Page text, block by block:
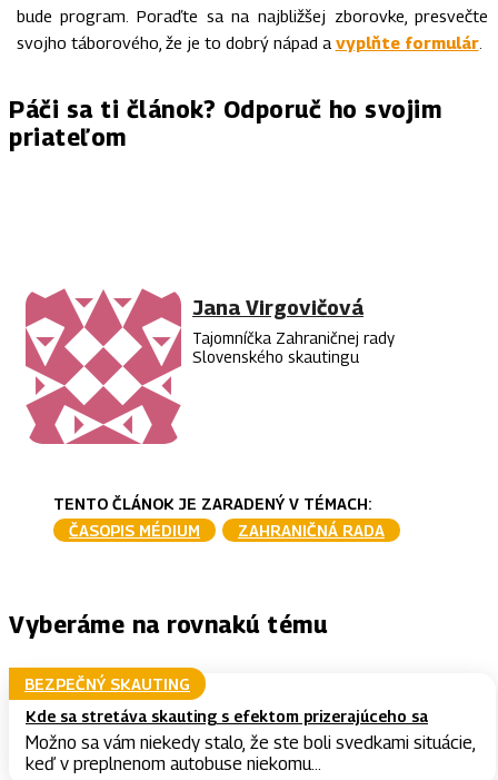
bude program. Poraďte sa na najbližšej zborovke, presvečte
svojho táborového, že je to dobrý nápad a vyplňte formulár.
Páči sa ti článok? Odporuč ho svojim
priateľom
Jana Virgovičová
Tajomníčka Zahraničnej rady
Slovenského skautingu
TENTO ČLÁNOK JE ZARADENÝ V TÉMACH:
ČASOPIS MÉDIUM
ZAHRANIČNÁ RADA
Vyberáme na rovnakú tému
BEZPEČNÝ SKAUTING
Kde sa stretáva skauting s efektom prizerajúceho sa
Možno sa vám niekedy stalo, že ste boli svedkami situácie,
keď v preplnenom autobuse niekomu...